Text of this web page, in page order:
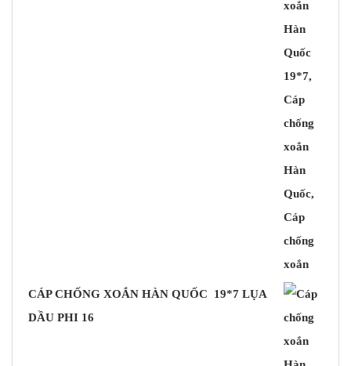
CÁP CHỐNG XOẮN HÀN QUỐC 19*7 LỤA
DẦU PHI 16